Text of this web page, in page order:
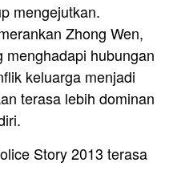
mengejutkan.
Zhong Wen,
hubungan
keluarga menjadi
terasa lebih dominan
Story 2013 terasa